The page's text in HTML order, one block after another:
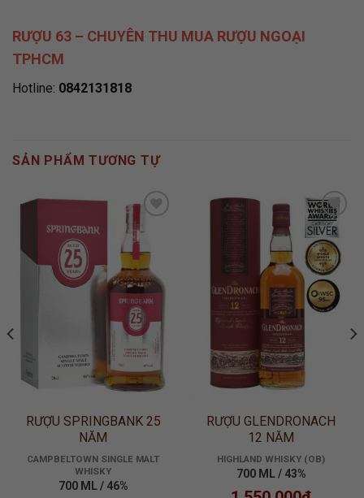
RƯỢU 63 – CHUYÊN THU MUA RƯỢU NGOẠI
TPHCM
Hotline: 0842131818
SẢN PHẨM TƯƠNG TỰ
ADD TO
WISHLIST
RƯỢU SPRINGBANK 25
NĂM
CAMPBELTOWN SINGLE MALT
WHISKY
700 ML / 46%
ADD TO
WISHLIST
RƯỢU GLENDRONACH
12 NĂM
HIGHLAND WHISKY (OB)
700 ML / 43%